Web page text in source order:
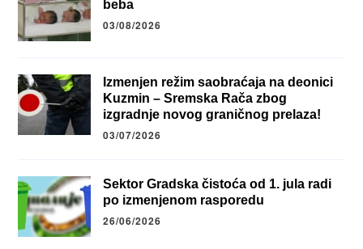
beba
03/08/2026
Izmenjen režim saobraćaja na deonici
Kuzmin – Sremska Rača zbog
izgradnje novog graničnog prelaza!
03/07/2026
Sektor Gradska čistoća od 1. jula radi
po izmenjenom rasporedu
26/06/2026